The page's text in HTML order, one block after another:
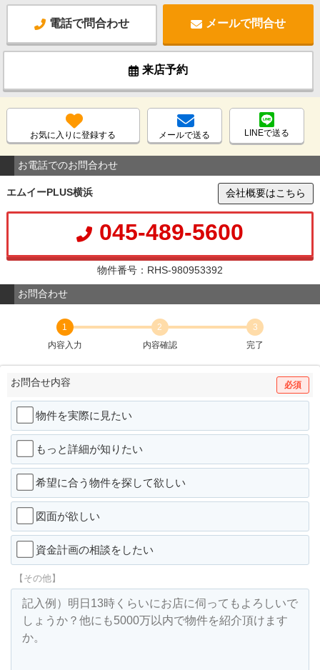
電話で問合わせ メールで問合せ
来店予約
お気に入りに登録する メールで送る LINEで送る
お電話でのお問合わせ
エムイーPLUS横浜 会社概要はこちら
045-489-5600
物件番号：RHS-980953392
お問合わせ
1
内容入力
2
内容確認
3
完了
お問合せ内容 必須
物件を実際に見たい
もっと詳細が知りたい
希望に合う物件を探して欲しい
図面が欲しい
資金計画の相談をしたい
【その他】